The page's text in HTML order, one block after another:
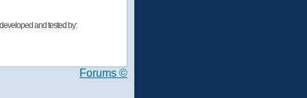
and tested by:
Forums ©